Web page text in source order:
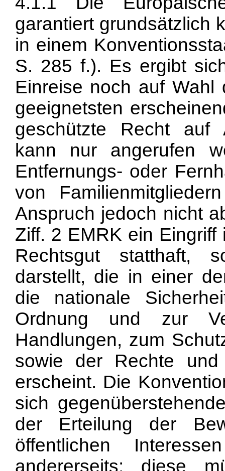
garantiert grundsätzlich
in einem
S. 285 f.). Es ergibt
Einreise noch auf
geeignetsten
geschützte Recht auf
kann nur angerufen
Entfernungs- oder
von
Anspruch jedoch nicht
Ziff. 2 EMRK ein
Rechtsgut statthaft,
darstellt, die in einer
die nationale
Ordnung und zur
Handlungen, zum
sowie der Rechte und
erscheint. Die
sich
der Erteilung der
öffentlichen
andererseits; diese